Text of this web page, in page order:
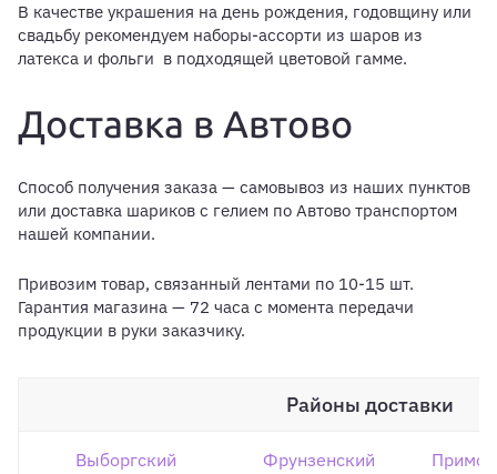
В качестве украшения на день рождения, годовщину или
свадьбу рекомендуем наборы-ассорти из шаров из
латекса и фольги в подходящей цветовой гамме.
Доставка в Автово
Способ получения заказа — самовывоз из наших пунктов
или доставка шариков с гелием по Автово транспортом
нашей компании.
Привозим товар, связанный лентами по 10-15 шт.
Гарантия магазина — 72 часа с момента передачи
продукции в руки заказчику.
Районы доставки
Выборгский Фрунзенский